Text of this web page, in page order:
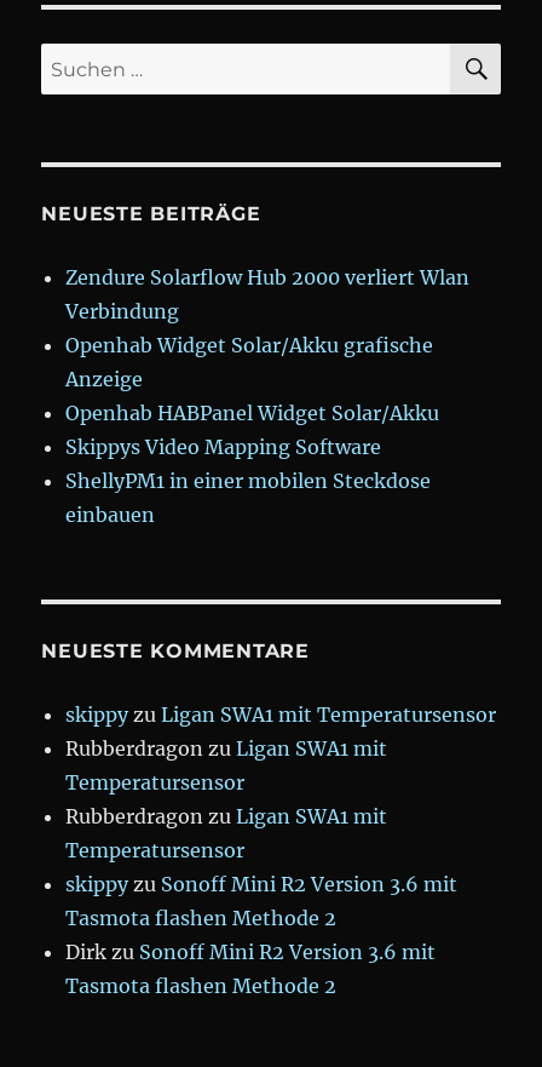
Suchen
nach:
NEUESTE BEITRÄGE
Zendure Solarflow Hub 2000 verliert Wlan
Verbindung
Openhab Widget Solar/Akku grafische
Anzeige
Openhab HABPanel Widget Solar/Akku
Skippys Video Mapping Software
ShellyPM1 in einer mobilen Steckdose
einbauen
NEUESTE KOMMENTARE
skippyzuLigan SWA1 mit Temperatursensor
Rubberdragon zuLigan SWA1 mit
Temperatursensor
Rubberdragon zuLigan SWA1 mit
Temperatursensor
skippyzu Sonoff Mini R2 Version 3.6 mit
Tasmota flashen Methode 2
Dirk zu Sonoff Mini R2 Version 3.6 mit
Tasmota flashen Methode 2